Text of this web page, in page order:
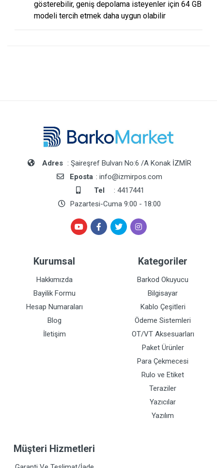
gösterebilir, geniş depolama isteyenler için 64 GB
modeli tercih etmek daha uygun olabilir
Adres : Şaireşref Bulvarı No:6 /A Konak İZMİR
Eposta : info@izmirpos.com
Tel
: 4417441
Pazartesi-Cuma 9:00 - 18:00
Kurumsal
Hakkımızda
Bayilik Formu
Hesap Numaraları
Blog
İletişim
Kategoriler
Barkod Okuyucu
Bilgisayar
Kablo Çeşitleri
Ödeme Sistemleri
OT/VT Aksesuarları
Paket Ürünler
Para Çekmecesi
Rulo ve Etiket
Teraziler
Yazıcılar
Yazılım
Müşteri Hizmetleri